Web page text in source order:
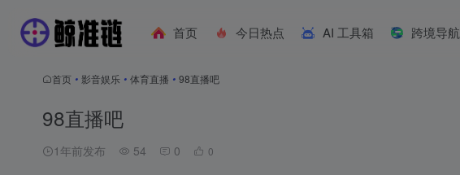
首页 今日热点 AI 工具箱 跨境导航
首页 • 影音娱乐 • 体育直播 • 98直播吧
98直播吧
1年前发布 54 0 0